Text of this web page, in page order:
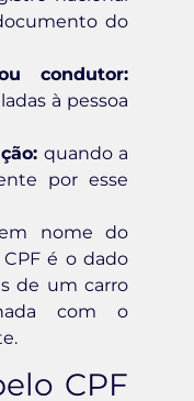
do
condutor:
à pessoa
quando a
por esse
nome do
é o dado
de um carro
com o
CPF